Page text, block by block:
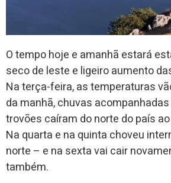
O tempo hoje e amanhã estará
seco de leste e ligeiro aumento
Na terça-feira, as temperaturas
da manhã, chuvas
trovões caíram do norte do país
Na quarta e na quinta choveu
norte – e na sexta vai cair
também.